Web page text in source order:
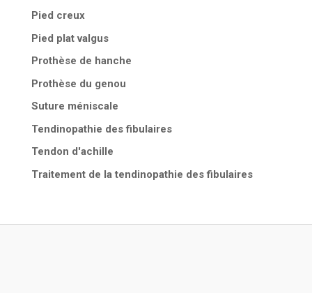
Pied creux
Pied plat valgus
Prothèse de hanche
Prothèse du genou
Suture méniscale
Tendinopathie des fibulaires
Tendon d'achille
Traitement de la tendinopathie des fibulaires